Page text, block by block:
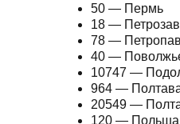
50 — Пермь
18 —
78 —
40 —
10747 —
964 —
20549 —
120 — Польша